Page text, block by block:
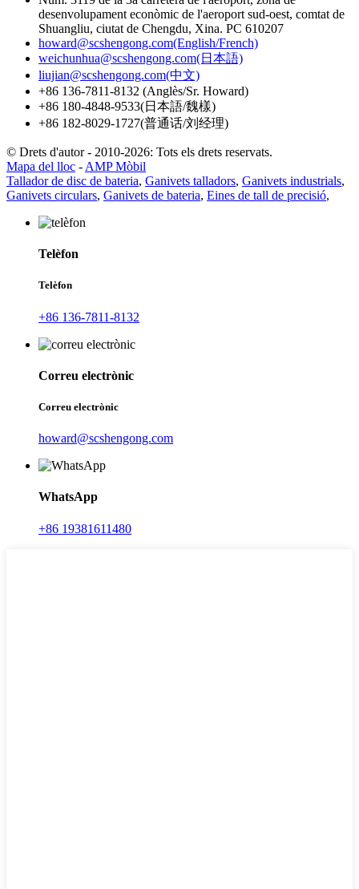
desenvolupament econòmic de l'aeroport sud-oest, comtat de
Shuangliu, ciutat de Chengdu, Xina. PC 610207
howard@scshengong.com(English/French)
weichunhua@scshengong.com(日本語)
liujian@scshengong.com(中文)
+86 136-7811-8132 (Anglès/Sr. Howard)
+86 180-4848-9533(日本語/魏樣)
+86 182-8029-1727(普通话/刘经理)
© Drets d'autor - 2010-2026: Tots els drets reservats.
Mapa del lloc - AMP Mòbil
Tallador de disc de bateria, Ganivets talladors, Ganivets industrials,
Ganivets circulars, Ganivets de bateria, Eines de tall de precisió,
Telèfon
Telèfon
+86 136-7811-8132
Correu electrònic
Correu electrònic
howard@scshengong.com
WhatsApp
+86 19381611480